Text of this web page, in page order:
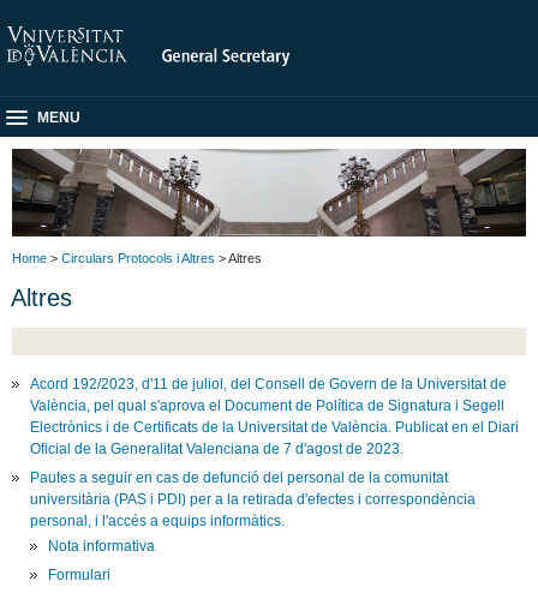
MENU
Home > Circulars Protocols i Altres > Altres
Altres
Acord 192/2023, d'11 de juliol, del Consell de Govern de la Universitat de
València, pel qual s'aprova el Document de Política de Signatura i Segell
Electrònics i de Certificats de la Universitat de València. Publicat en el Diari
Oficial de la Generalitat Valenciana de 7 d'agost de 2023.
Pautes a seguir en cas de defunció del personal de la comunitat
universitària (PAS i PDI) per a la retirada d'efectes i correspondència
personal, i l'accés a equips informàtics.
Nota informativa
Formulari